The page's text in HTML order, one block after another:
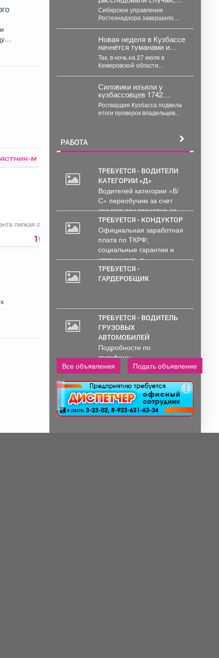
липкая от мух
10 руб.
Стрижка горячими
ножницами
800 руб.
Газонокосилка
сетевая «LM-33-
где сталевар получил
ожоги лица и рук
Сибирское управление
Ростехнадзора завершило
2026 года в цехе
металлургического...
Новая неделя в Кузбассе
начнётся туманами и
периодическими грозами
Так, в ночь на 27 июля в
Кемеровской области
Силовики изъяли у
кузбассовцев 1742
единицы оружия
Росгвардия Кузбасса подвела
итоги проверок владельцев
РАБОТА
ТРЕБУЕТСЯ - ВОДИТЕЛИ
КАТЕГОРИИ «Д»
Водителей категории «В/
С» переобучим за счет
средств предприятия до...
ТРЕБУЕТСЯ - КОНДУКТОР
Официальная заработная
плата по ТКРФ;
социальные гарантии и
уверенность в...
ТРЕБУЕТСЯ -
ГАРДЕРОБЩИК
ТРЕБУЕТСЯ - ВОДИТЕЛЬ
ГРУЗОВЫХ
АВТОМОБИЛЕЙ
Подробности по
телефону..
Все объявления
Подать объявление
реклама